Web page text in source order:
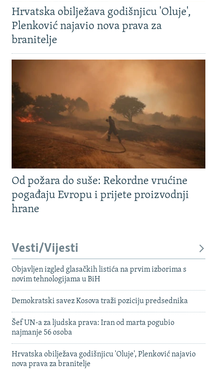
Hrvatska obilježava godišnjicu 'Oluje',
Plenković najavio nova prava za
branitelje
Od požara do suše: Rekordne vrućine
pogađaju Evropu i prijete proizvodnji
hrane
Vesti/Vijesti
Objavljen izgled glasačkih listića na prvim izborima s
novim tehnologijama u BiH
Demokratski savez Kosova traži poziciju predsednika
Šef UN-a za ljudska prava: Iran od marta pogubio
najmanje 56 osoba
Hrvatska obilježava godišnjicu 'Oluje', Plenković najavio
nova prava za branitelje